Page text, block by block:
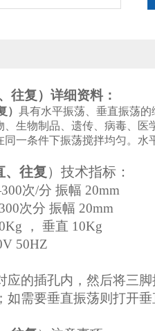
往复）详细资料：
） 具有水平振荡、垂直振荡
生物制品、遗传、病毒、
同一条件下振荡搅拌均匀。
、往复）技术指标：
次/分 振幅 20mm
次分 振幅 20mm
， 垂直 10Kg
50HZ
应的插孔内，然后将三
如需要垂直振荡则打开